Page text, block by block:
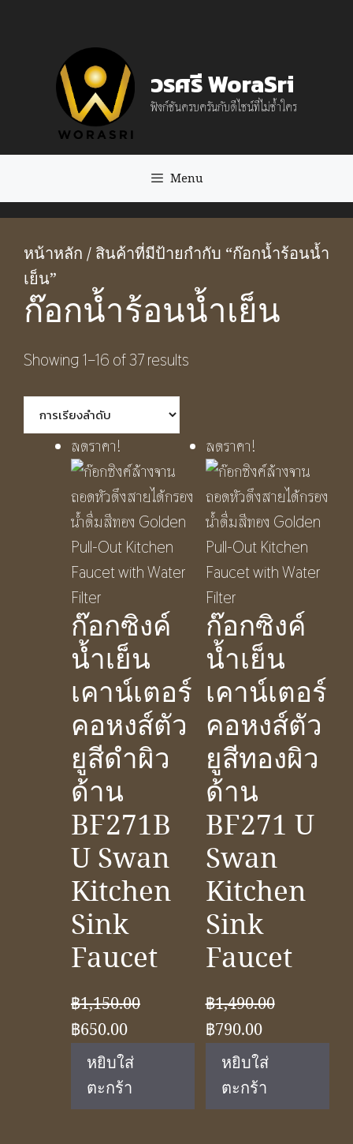
วรศรี WoraSri
ฟังก์ชันครบครันกับดีไซน์ที่ไม่ซ้ำใคร
Menu
หน้าหลัก / สินค้าที่มีป้ายกำกับ “ก๊อกน้ำร้อนน้ำ
เย็น”
ก๊อกน้ำร้อนน้ำเย็น
Showing 1–16 of 37 results
ลดราคา!
ก๊อกซิงค์
น้ำเย็น
เคาน์เตอร์
คอหงส์ตัว
ยูสีดำผิว
ด้าน
BF271B
U Swan
Kitchen
Sink
Faucet
฿1,150.00
Original
price
was:
฿1,150.00.
฿650.00Current
price
is:
฿650.00.
หยิบใส่
ตะกร้า
ลดราคา!
ก๊อกซิงค์
น้ำเย็น
เคาน์เตอร์
คอหงส์ตัว
ยูสีทองผิว
ด้าน
BF271 U
Swan
Kitchen
Sink
Faucet
฿1,490.00
Original
price
was:
฿1,490.00.
฿790.00Current
price
is:
฿790.00.
หยิบใส่
ตะกร้า